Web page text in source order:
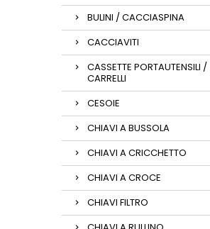
BULINI / CACCIASPINA
CACCIAVITI
CASSETTE PORTAUTENSILI /
CARRELLI
CESOIE
CHIAVI A BUSSOLA
CHIAVI A CRICCHETTO
CHIAVI A CROCE
CHIAVI FILTRO